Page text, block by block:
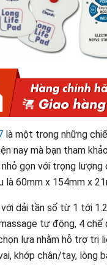
là một trong những
nay mà bạn tham
gọn với trọng lượng
là 60mm x 154mm x
dải tần số từ 1 tới
tự động, 4
lựa nhằm hỗ trợ trị
khớp chân/tay, lòng